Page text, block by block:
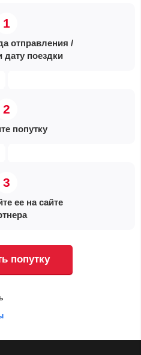
отправления /
дату поездки
попутку
ее на сайте
попутку